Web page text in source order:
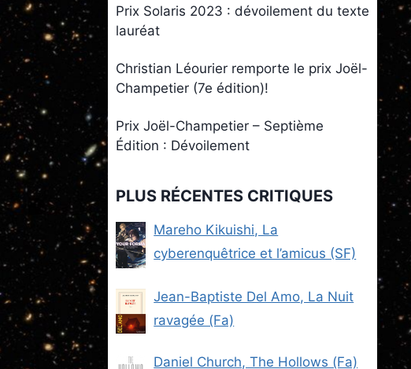
Prix Solaris 2023 : dévoilement du texte
lauréat
Christian Léourier remporte le prix Joël-
Champetier (7e édition)!
Prix Joël-Champetier – Septième
Édition : Dévoilement
PLUS RÉCENTES CRITIQUES
Mareho Kikuishi, La
cyberenquêtrice et l’amicus (SF)
Jean-Baptiste Del Amo, La Nuit
ravagée (Fa)
Daniel Church, The Hollows (Fa)